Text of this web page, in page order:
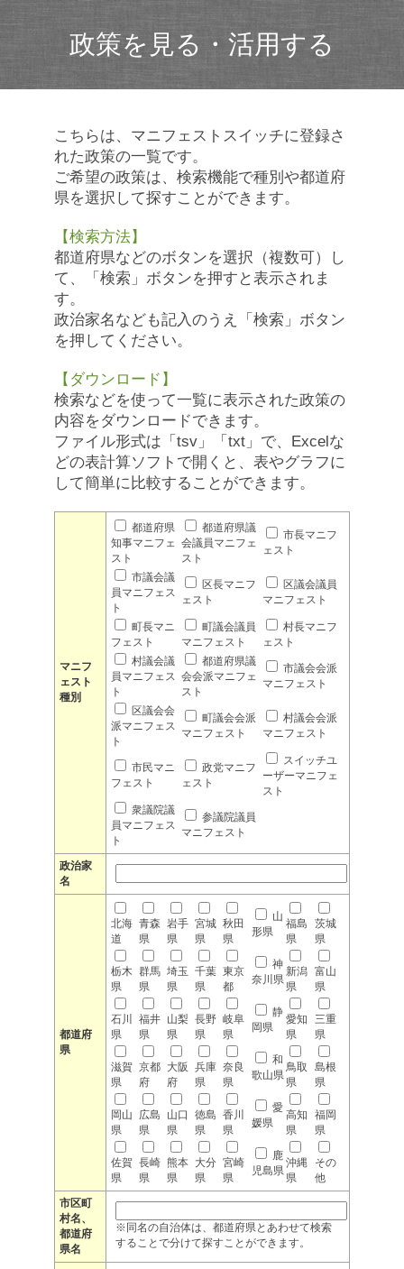
政策を見る・活用する
こちらは、マニフェストスイッチに登録さ
れた政策の一覧です。
ご希望の政策は、検索機能で種別や都道府
県を選択して探すことができます。
【検索方法】
都道府県などのボタンを選択（複数可）し
て、「検索」ボタンを押すと表示されま
す。
政治家名なども記入のうえ「検索」ボタン
を押してください。
【ダウンロード】
検索などを使って一覧に表示された政策の
内容をダウンロードできます。
ファイル形式は「tsv」「txt」で、Excelな
どの表計算ソフトで開くと、表やグラフに
して簡単に比較することができます。
マニフ
ェスト
種別
都道府県
知事マニフェ
スト
都道府県議
会議員マニフェ
スト
市長マニフ
ェスト
市議会議
員マニフェス
ト
区長マニフ
ェスト
区議会議員
マニフェスト
町長マニ
フェスト
町議会議員
マニフェスト
村長マニフ
ェスト
村議会議
員マニフェス
ト
都道府県議
会会派マニフェ
スト
市議会会派
マニフェスト
区議会会
派マニフェス
ト
町議会会派
マニフェスト
村議会会派
マニフェスト
市民マニ
フェスト
政党マニフ
ェスト
スイッチユ
ーザーマニフェ
スト
衆議院議
員マニフェス
ト
参議院議員
マニフェスト
政治家
名
都道府
県
北海
道
青森
県
岩手
県
宮城
県
秋田
県
山
形県
福島
県
茨城
県
栃木
県
群馬
県
埼玉
県
千葉
県
東京
都
神
奈川県
新潟
県
富山
県
石川
県
福井
県
山梨
県
長野
県
岐阜
県
静
岡県
愛知
県
三重
県
滋賀
県
京都
府
大阪
府
兵庫
県
奈良
県
和
歌山県
鳥取
県
島根
県
岡山
県
広島
県
山口
県
徳島
県
香川
県
愛
媛県
高知
県
福岡
県
佐賀
県
長崎
県
熊本
県
大分
県
宮崎
県
鹿
児島県
沖縄
県
その
他
市区町
村名、
都道府
県名
※同名の自治体は、都道府県とあわせて検索
することで分けて探すことができます。